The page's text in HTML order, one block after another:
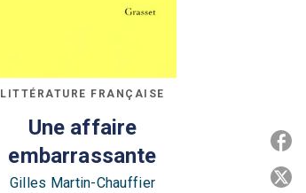
LITTÉRATURE FRANÇAISE
Une affaire
embarrassante
Gilles Martin-Chauffier